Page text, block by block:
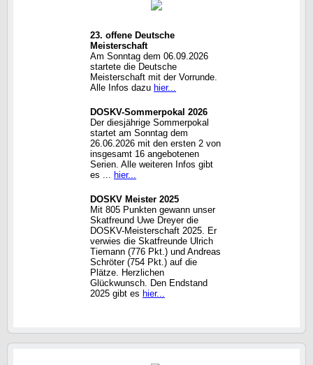
23. offene Deutsche
Meisterschaft
Am Sonntag dem 06.09.2026
startete die Deutsche
Meisterschaft mit der Vorrunde.
Alle Infos dazu hier...
DOSKV-Sommerpokal 2026
Der diesjährige Sommerpokal
startet am Sonntag dem
26.06.2026 mit den ersten 2 von
insgesamt 16 angebotenen
Serien. Alle weiteren Infos gibt
es ... hier...
DOSKV Meister 2025
Mit 805 Punkten gewann unser
Skatfreund Uwe Dreyer die
DOSKV-Meisterschaft 2025. Er
verwies die Skatfreunde Ulrich
Tiemann (776 Pkt.) und Andreas
Schröter (754 Pkt.) auf die
Plätze. Herzlichen
Glückwunsch. Den Endstand
2025 gibt es hier...